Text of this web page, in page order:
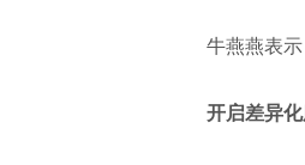
牛燕燕表
开启差异